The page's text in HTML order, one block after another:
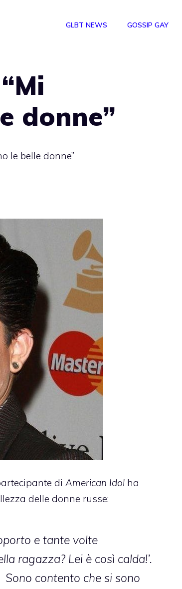
GLBT NEWS GOSSIP GAY
donne”
le belle donne”
di American Idol ha
delle donne russe:
e tante volte
ragazza? Lei è così calda!’.
Sono contento che si sono